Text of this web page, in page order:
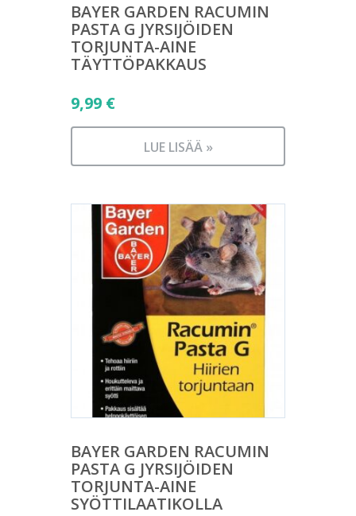
BAYER GARDEN RACUMIN
PASTA G JYRSIJÖIDEN
TORJUNTA-AINE
TÄYTTÖPAKKAUS
9,99 €
LUE LISÄÄ »
BAYER GARDEN RACUMIN
PASTA G JYRSIJÖIDEN
TORJUNTA-AINE
SYÖTTILAATIKOLLA